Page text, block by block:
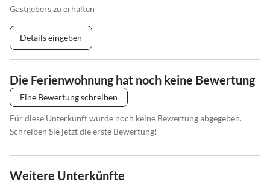
Gastgebers zu erhalten
Details eingeben
Die Ferienwohnung hat noch keine Bewertung
Eine Bewertung schreiben
Für diese Unterkunft wurde noch keine Bewertung abgegeben.
Schreiben Sie jetzt die erste Bewertung!
Weitere Unterkünfte